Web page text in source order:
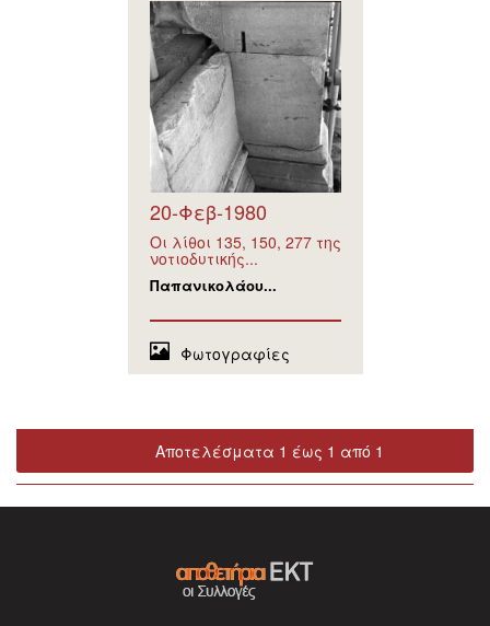
20-Φεβ-1980
Οι λίθοι 135, 150, 277 της
νοτιοδυτικής...
Παπανικολάου...
Φωτογραφίες
Αποτελέσματα 1 έως 1 από 1